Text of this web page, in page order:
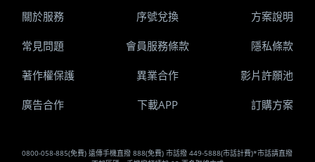
0800-058-885(免費) 遠傳手機直撥 888(免費) 市話撥 449-5888(市話計費)*市話請直撥
關於服務 序號兌換 方案說明
常見問題 會員服務條款 隱私條款
著作權保護 異業合作 影片許願池
廣告合作 下載APP 訂購方案